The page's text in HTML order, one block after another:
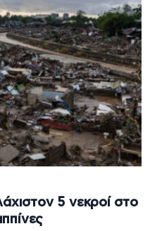
5 νεκροί στο